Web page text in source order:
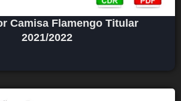
Camisa Flamengo Titular
2021/2022